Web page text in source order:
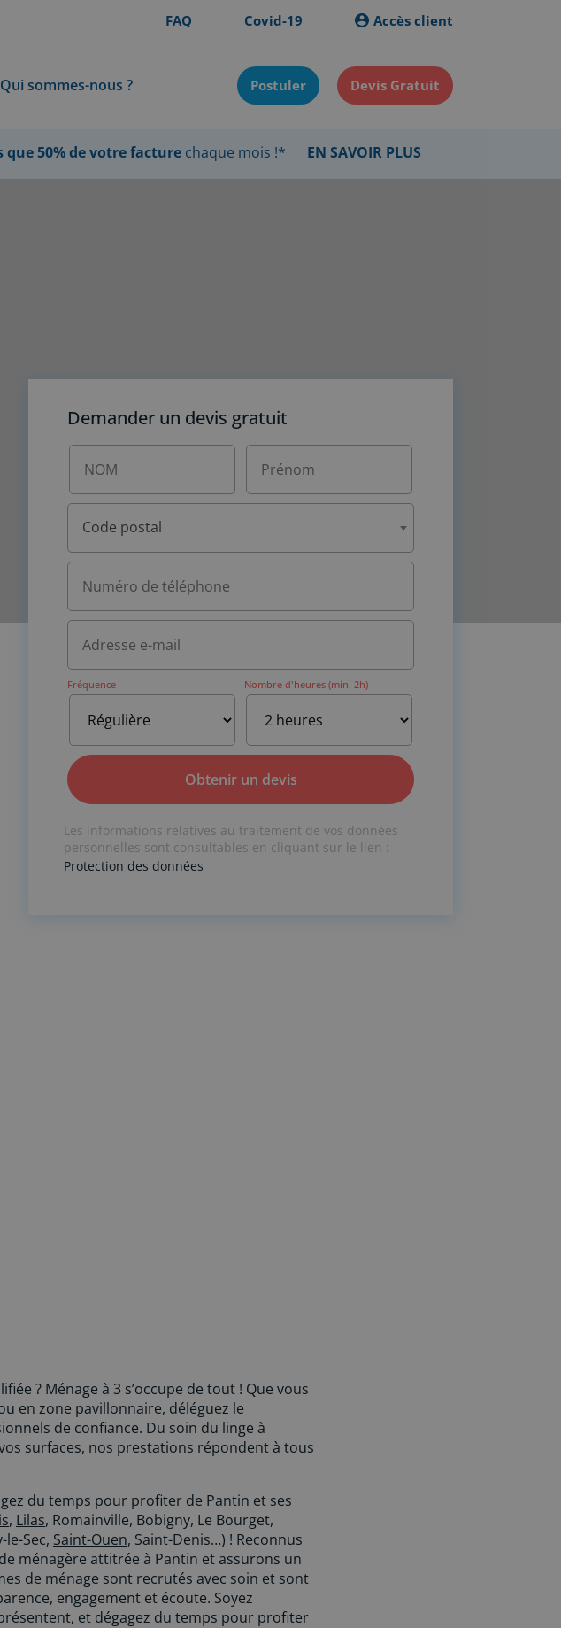
FAQ Covid-19 Accès client
Qui sommes-nous ? Postuler Devis Gratuit
que 50% de votre facture chaque mois !* EN SAVOIR PLUS
Demander un devis gratuit
Code postal
Fréquence Nombre d'heures (min. 2h)
l
t
e
Les informations relatives au traitement de vos données
personnelles sont consultables en cliquant sur le lien :
Protection des données
? Ménage à 3 s’occupe de tout ! Que vous
en zone pavillonnaire, déléguez le
de confiance. Du soin du linge à
surfaces, nos prestations répondent à tous
du temps pour profiter de Pantin et ses
, Lilas, Romainville, Bobigny, Le Bourget,
le-Sec, Saint-Ouen, Saint-Denis…) ! Reconnus
ménagère attitrée à Pantin et assurons un
de ménage sont recrutés avec soin et sont
engagement et écoute. Soyez
et dégagez du temps pour profiter